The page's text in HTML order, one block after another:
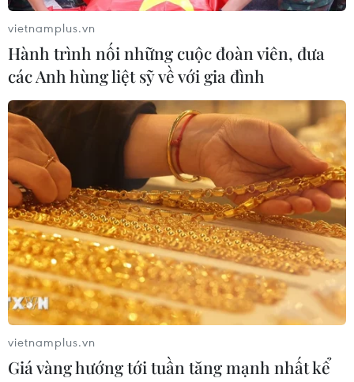
vietnamplus.vn
Hành trình nối những cuộc đoàn viên, đưa
các Anh hùng liệt sỹ về với gia đình
vietnamplus.vn
Giá vàng hướng tới tuần tăng mạnh nhất kể